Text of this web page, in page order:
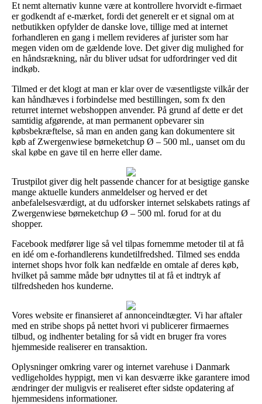
Et nemt alternativ kunne være at kontrollere hvorvidt e-firmaet
er godkendt af e-mærket, fordi det generelt er et signal om at
netbutikken opfylder de danske love, tillige med at internet
forhandleren en gang i mellem revideres af jurister som har
megen viden om de gældende love. Det giver dig mulighed for
en håndsrækning, når du bliver udsat for udfordringer ved dit
indkøb.
Tilmed er det klogt at man er klar over de væsentligste vilkår der
kan håndhæves i forbindelse med bestillingen, som fx den
returret internet webshoppen anvender. På grund af dette er det
samtidig afgørende, at man permanent opbevarer sin
købsbekræftelse, så man en anden gang kan dokumentere sit
køb af Zwergenwiese børneketchup Ø – 500 ml., uanset om du
skal købe en gave til en herre eller dame.
Trustpilot giver dig helt passende chancer for at besigtige ganske
mange aktuelle kunders anmeldelser og herved er det
anbefalelsesværdigt, at du udforsker internet selskabets ratings af
Zwergenwiese børneketchup Ø – 500 ml. forud for at du
shopper.
Facebook medfører lige så vel tilpas fornemme metoder til at få
en idé om e-forhandlerens kundetilfredshed. Tilmed ses endda
internet shops hvor folk kan nedfælde en omtale af deres køb,
hvilket på samme måde bør udnyttes til at få et indtryk af
tilfredsheden hos kunderne.
Vores website er finansieret af annonceindtægter. Vi har aftaler
med en stribe shops på nettet hvori vi publicerer firmaernes
tilbud, og indhenter betaling for så vidt en bruger fra vores
hjemmeside realiserer en transaktion.
Oplysninger omkring varer og internet varehuse i Danmark
vedligeholdes hyppigt, men vi kan desværre ikke garantere imod
ændringer der muligvis er realiseret efter sidste opdatering af
hjemmesidens informationer.